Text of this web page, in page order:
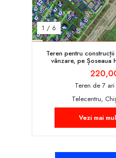
1 / 6
Teren pentru
vânzare, pe Șoseaua
Teren de 7
Telecentru,
Vezi mai